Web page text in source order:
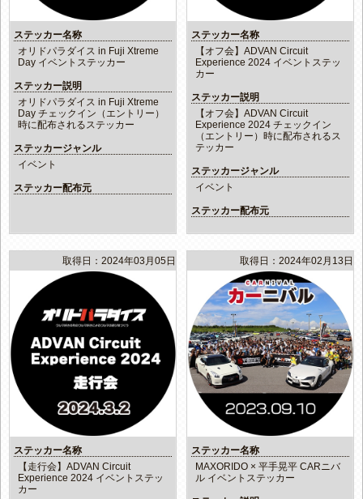
ステッカー名称
オリドパラダイス in Fuji Xtreme
Day イベントステッカー
ステッカー説明
オリドパラダイス in Fuji Xtreme
Day チェックイン（エントリー）
時に配布されるステッカー
ステッカージャンル
イベント
ステッカー配布元
ステッカー名称
【オフ会】ADVAN Circuit
Experience 2024 イベントステッ
カー
ステッカー説明
【オフ会】ADVAN Circuit
Experience 2024 チェックイン
（エントリー）時に配布されるス
テッカー
ステッカージャンル
イベント
ステッカー配布元
取得日：2024年03月05日
ステッカー名称
【走行会】ADVAN Circuit
Experience 2024 イベントステッ
カー
取得日：2024年02月13日
ステッカー名称
MAXORIDO × 平手晃平 CARニバ
ル イベントステッカー